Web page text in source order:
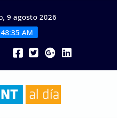
9 agosto 2026
AM